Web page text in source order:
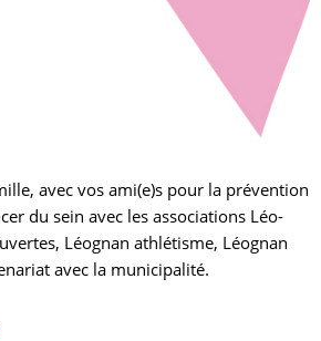
avec vos ami(e)s pour la prévention
du sein avec les associations Léo-
Léognan athlétisme, Léognan
avec la municipalité.